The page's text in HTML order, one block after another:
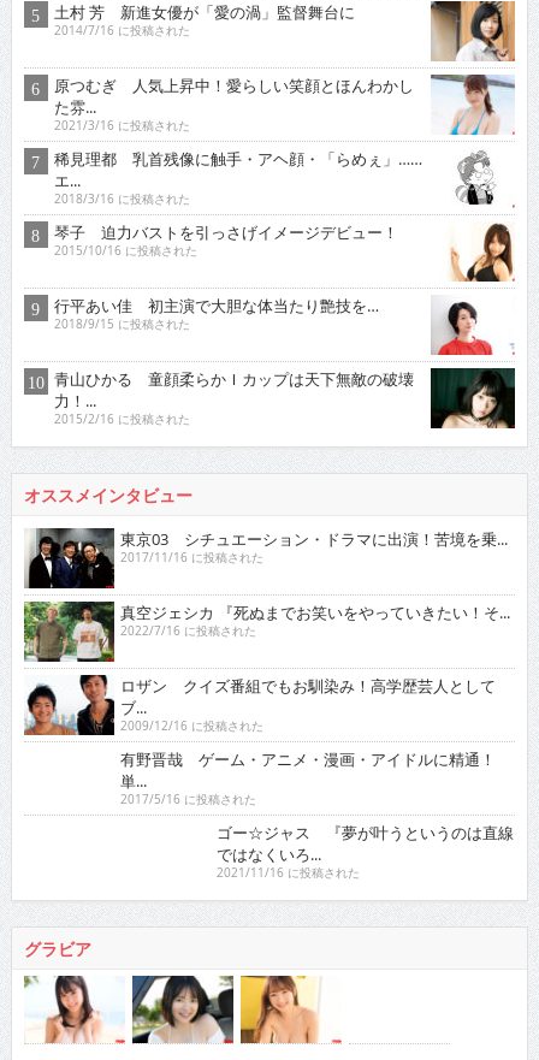
土村 芳 新進女優が「愛の渦」監督舞台に
2014/7/16 に投稿された
原つむぎ 人気上昇中！愛らしい笑顔とほんわかし
た雰...
2021/3/16 に投稿された
稀見理都 乳首残像に触手・アヘ顔・「らめぇ」……
エ...
2018/3/16 に投稿された
琴子 迫力バストを引っさげイメージデビュー！
2015/10/16 に投稿された
行平あい佳 初主演で大胆な体当たり艶技を…
2018/9/15 に投稿された
青山ひかる 童顔柔らかＩカップは天下無敵の破壊
力！...
2015/2/16 に投稿された
オススメインタビュー
東京03 シチュエーション・ドラマに出演！苦境を乗...
2017/11/16 に投稿された
真空ジェシカ 『死ぬまでお笑いをやっていきたい！そ...
2022/7/16 に投稿された
ロザン クイズ番組でもお馴染み！高学歴芸人として
ブ...
2009/12/16 に投稿された
有野晋哉 ゲーム・アニメ・漫画・アイドルに精通！
単...
2017/5/16 に投稿された
ゴー☆ジャス 『夢が叶うというのは直線ではなくい
2021/11/16 に投稿された
グラビア